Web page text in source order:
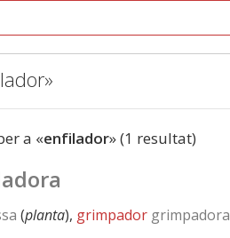
a «enfilador» (1 resultat)
(planta), grimpador grimpadora